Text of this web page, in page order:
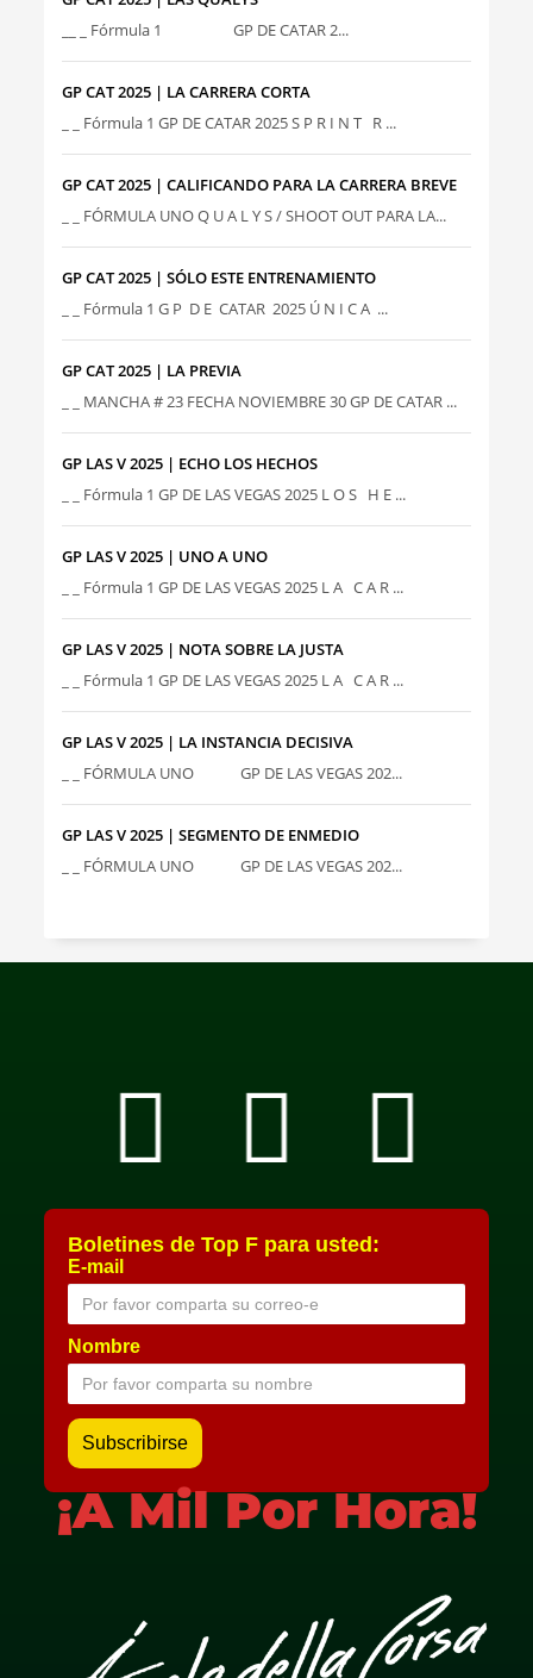
__ _ Fórmula 1 GP DE CATAR 2...
GP CAT 2025 | LA CARRERA CORTA
_ _ Fórmula 1 GP DE CATAR 2025 S P R I N T R ...
GP CAT 2025 | CALIFICANDO PARA LA CARRERA BREVE
_ _ FÓRMULA UNO Q U A L Y S / SHOOT OUT PARA LA...
GP CAT 2025 | SÓLO ESTE ENTRENAMIENTO
_ _ Fórmula 1 G P D E CATAR 2025 Ú N I C A ...
GP CAT 2025 | LA PREVIA
_ _ MANCHA # 23 FECHA NOVIEMBRE 30 GP DE CATAR ...
GP LAS V 2025 | ECHO LOS HECHOS
_ _ Fórmula 1 GP DE LAS VEGAS 2025 L O S H E ...
GP LAS V 2025 | UNO A UNO
_ _ Fórmula 1 GP DE LAS VEGAS 2025 L A C A R ...
GP LAS V 2025 | NOTA SOBRE LA JUSTA
_ _ Fórmula 1 GP DE LAS VEGAS 2025 L A C A R ...
GP LAS V 2025 | LA INSTANCIA DECISIVA
_ _ FÓRMULA UNO GP DE LAS VEGAS 202...
GP LAS V 2025 | SEGMENTO DE ENMEDIO
_ _ FÓRMULA UNO GP DE LAS VEGAS 202...
Boletines de Top F para usted:
E-mail
Nombre
¡A Mil Por Hora!